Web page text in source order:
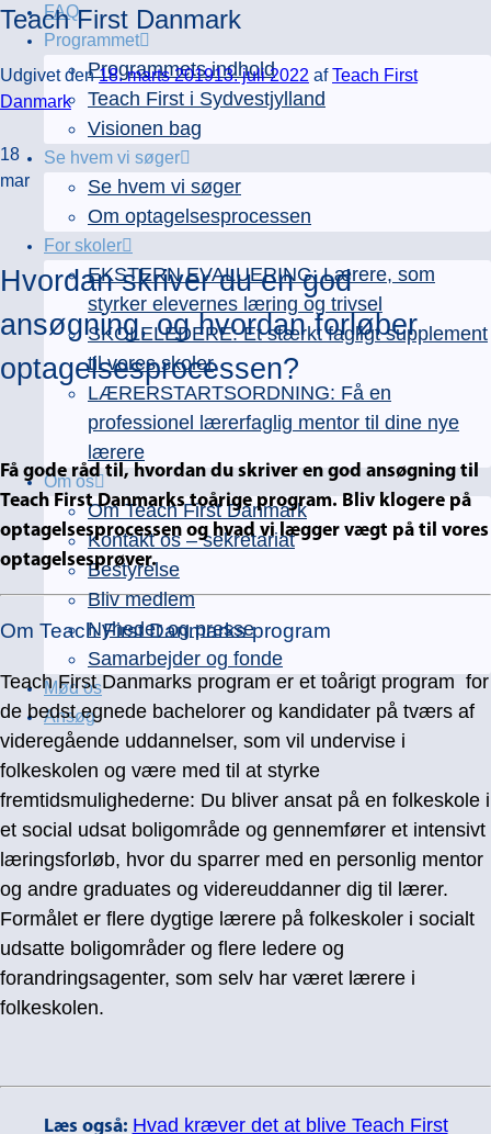
FAQ
Programmet
Programmets indhold
Teach First i Sydvestjylland
Visionen bag
Se hvem vi søger
Se hvem vi søger
Om optagelsesprocessen
For skoler
EKSTERN EVALUERING: Lærere, som
styrker elevernes læring og trivsel
SKOLELEDERE: Et stærkt fagligt supplement
til vores skoler
LÆRERSTARTSORDNING: Få en
professionel lærerfaglig mentor til dine nye
lærere
Om os
Om Teach First Danmark
Kontakt os – sekretariat
Bestyrelse
Bliv medlem
Nyheder og presse
Samarbejder og fonde
Mød os
Ansøg
Teach First Danmark
Udgivet den18. marts 201913. juli 2022 afTeach First
Danmark
18
mar
Hvordan skriver du en god
ansøgning, og hvordanforløber
optagelsesprocessen?
Få gode råd til, hvordan du skriver en god ansøgning til
Teach First Danmarks toårige program. Bliv klogere på
optagelsesprocessen og hvad vi lægger vægt på til vores
optagelsesprøver.
Om Teach First Danmarks program
Teach First Danmarks program er et toårigt program for
de bedst egnede bachelorer og kandidater på tværs af
videregående uddannelser, som vil undervise i
folkeskolen og være med til at styrke
fremtidsmulighederne: Du bliver ansat på en folkeskole i
et social udsat boligområde og gennemfører et intensivt
læringsforløb, hvor du sparrer med en personlig mentor
og andre graduates og videreuddanner dig til lærer.
Formålet er flere dygtige lærere på folkeskoler i socialt
udsatte boligområder og flere ledere og
forandringsagenter, som selv har været lærere i
folkeskolen.
Læs også: Hvad kræver det at blive Teach First